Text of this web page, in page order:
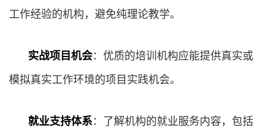
工作经验的机构，避免纯理论教学。
实战项目机会：优质的培训机构应能提供真实或
模拟真实工作环境的项目实践机会。
就业支持体系：了解机构的就业服务内容，包括